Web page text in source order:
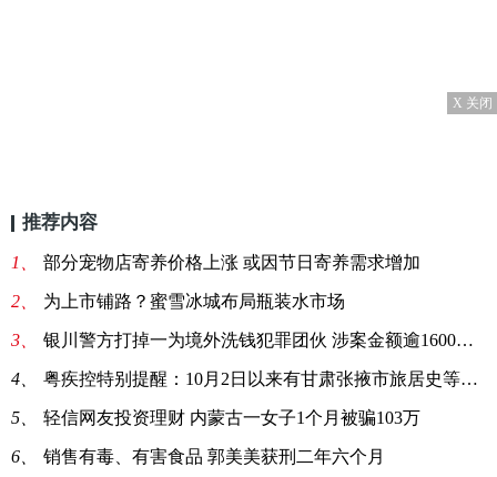
X 关闭
推荐内容
1、 部分宠物店寄养价格上涨 或因节日寄养需求增加
2、 为上市铺路？蜜雪冰城布局瓶装水市场
3、 银川警方打掉一为境外洗钱犯罪团伙 涉案金额逾1600万元
4、 粤疾控特别提醒：10月2日以来有甘肃张掖市旅居史等4类人
5、 轻信网友投资理财 内蒙古一女子1个月被骗103万
6、 销售有毒、有害食品 郭美美获刑二年六个月